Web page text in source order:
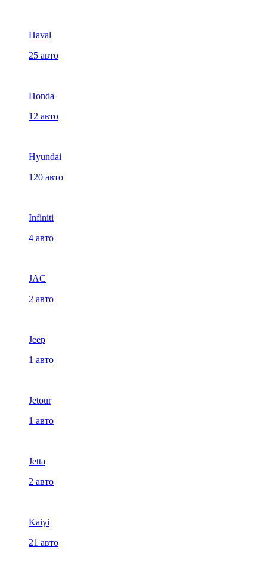
Haval
25 авто
Honda
12 авто
Hyundai
120 авто
Infiniti
4 авто
JAC
2 авто
Jeep
1 авто
Jetour
1 авто
Jetta
2 авто
Kaiyi
21 авто